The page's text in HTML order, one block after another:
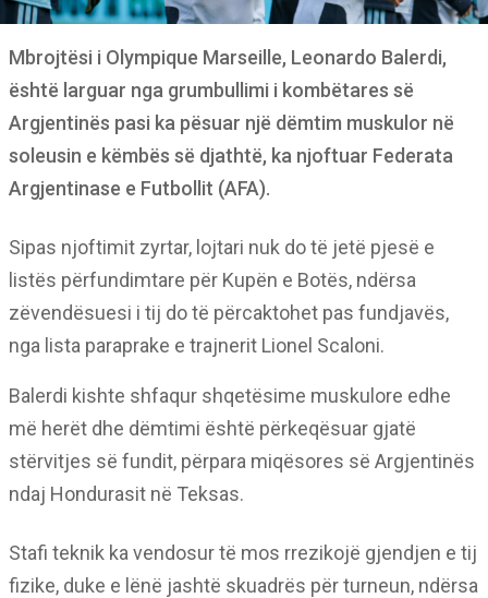
Mbrojtësi i Olympique Marseille, Leonardo Balerdi,
është larguar nga grumbullimi i kombëtares së
Argjentinës pasi ka pësuar një dëmtim muskulor në
soleusin e këmbës së djathtë, ka njoftuar Federata
Argjentinase e Futbollit (AFA).
Sipas njoftimit zyrtar, lojtari nuk do të jetë pjesë e
listës përfundimtare për Kupën e Botës, ndërsa
zëvendësuesi i tij do të përcaktohet pas fundjavës,
nga lista paraprake e trajnerit Lionel Scaloni.
Balerdi kishte shfaqur shqetësime muskulore edhe
më herët dhe dëmtimi është përkeqësuar gjatë
stërvitjes së fundit, përpara miqësores së Argjentinës
ndaj Hondurasit në Teksas.
Stafi teknik ka vendosur të mos rrezikojë gjendjen e tij
fizike, duke e lënë jashtë skuadrës për turneun, ndërsa